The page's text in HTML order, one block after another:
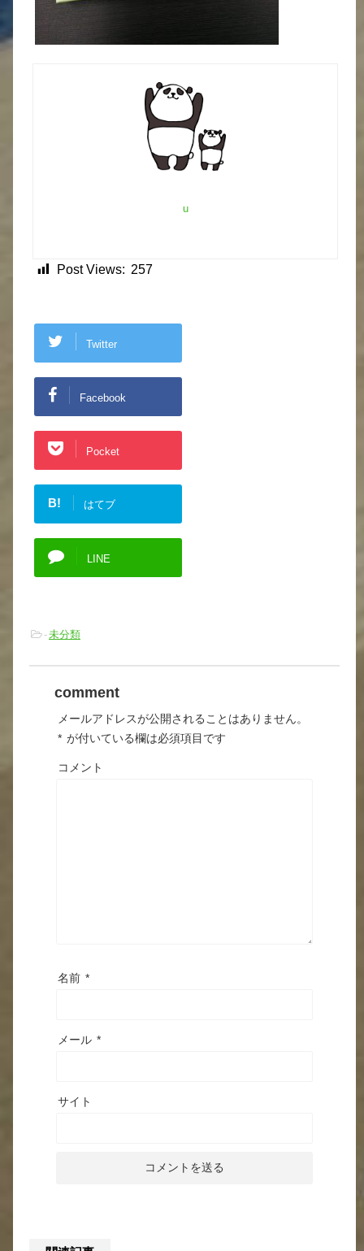
u
Post Views: 257
Twitter
Facebook
Pocket
B! はてブ
LINE
-未分類
comment
メールアドレスが公開されることはありません。
* が付いている欄は必須項目です
コメント
名前 *
メール *
サイト